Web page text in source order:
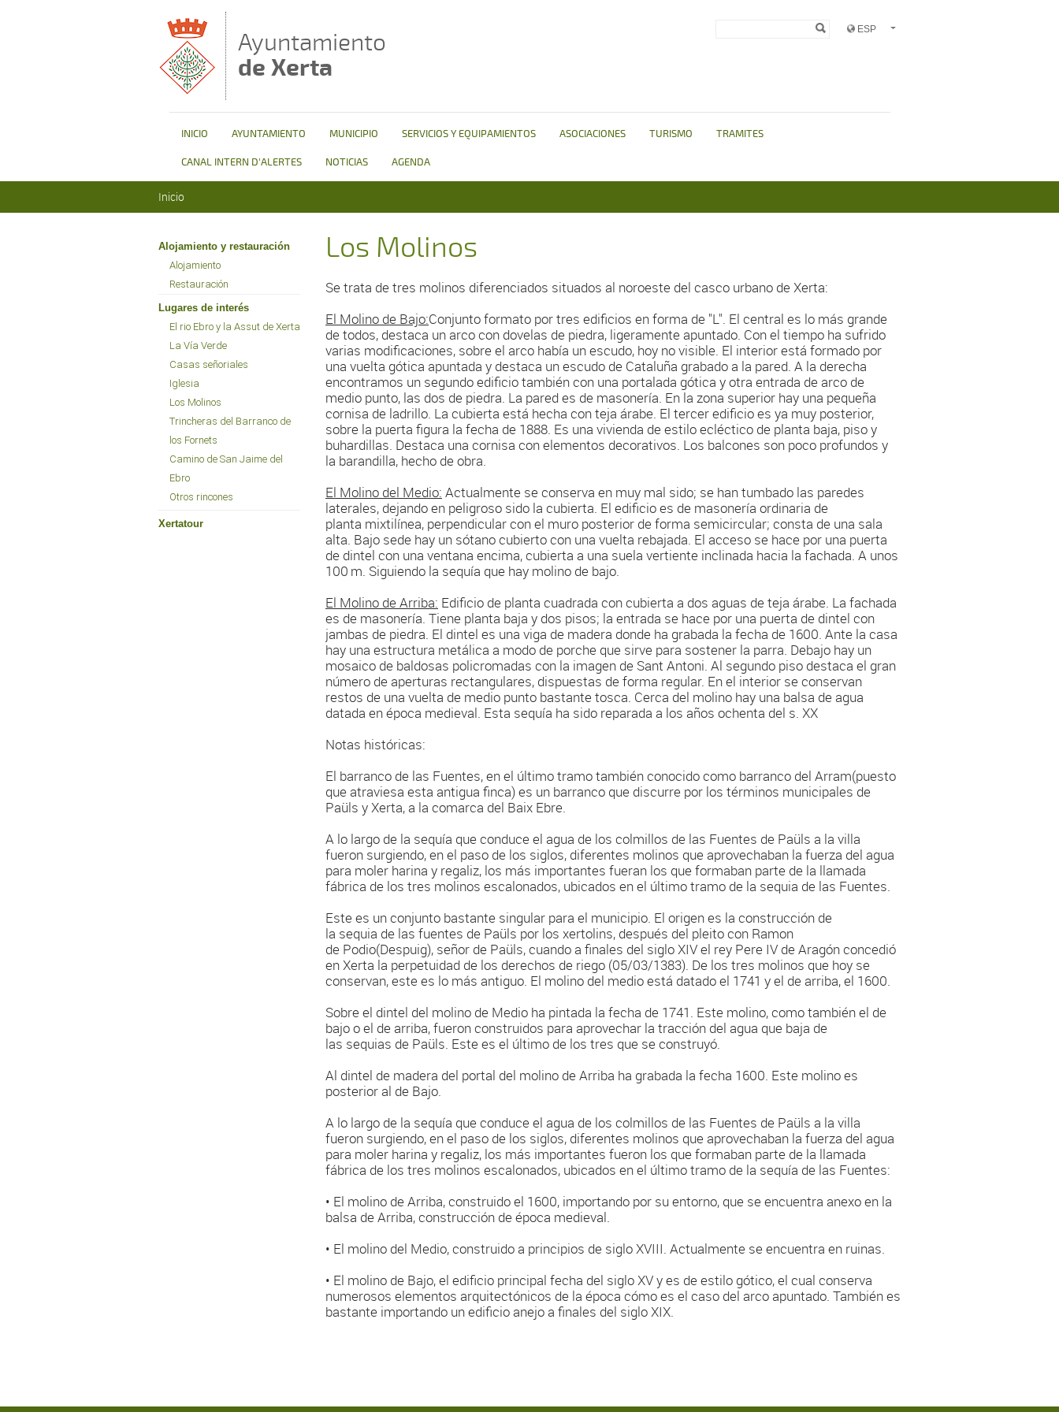
Ayuntamiento
de Xerta
Formulario de
INICIO AYUNTAMIENTO MUNICIPIO SERVICIOS Y EQUIPAMIENTOS ASOCIACIONES TURISMO TRAMITES
CANAL INTERN D'ALERTES NOTICIAS AGENDA
Se encuentra usted aquí
Inicio
Alojamiento y restauración
Alojamiento
Restauración
Lugares de interés
El rio Ebro y la Assut de Xerta
La Vía Verde
Casas señoriales
Iglesia
Los Molinos
Trincheras del Barranco de
los Fornets
Camino de San Jaime del
Ebro
Otros rincones
Xertatour
Los Molinos
Se trata de tres molinos diferenciados situados al noroeste del casco urbano de Xerta:
El Molino de Bajo:Conjunto formato por tres edificios en forma de "L". El central es lo más grande
de todos, destaca un arco con dovelas de piedra, ligeramente apuntado. Con el tiempo ha sufrido
varias modificaciones, sobre el arco había un escudo, hoy no visible. El interior está formado por
una vuelta gótica apuntada y destaca un escudo de Cataluña grabado a la pared. A la derecha
encontramos un segundo edificio también con una portalada gótica y otra entrada de arco de
medio punto, las dos de piedra. La pared es de masonería. En la zona superior hay una pequeña
cornisa de ladrillo. La cubierta está hecha con teja árabe. El tercer edificio es ya muy posterior,
sobre la puerta figura la fecha de 1888. Es una vivienda de estilo ecléctico de planta baja, piso y
buhardillas. Destaca una cornisa con elementos decorativos. Los balcones son poco profundos y
la barandilla, hecho de obra.
El Molino del Medio: Actualmente se conserva en muy mal sido; se han tumbado las paredes
laterales, dejando en peligroso sido la cubierta. El edificio es de masonería ordinaria de
planta mixtilínea, perpendicular con el muro posterior de forma semicircular; consta de una sala
alta. Bajo sede hay un sótano cubierto con una vuelta rebajada. El acceso se hace por una puerta
de dintel con una ventana encima, cubierta a una suela vertiente inclinada hacia la fachada. A unos
100 m. Siguiendo la sequía que hay molino de bajo.
El Molino de Arriba: Edificio de planta cuadrada con cubierta a dos aguas de teja árabe. La fachada
es de masonería. Tiene planta baja y dos pisos; la entrada se hace por una puerta de dintel con
jambas de piedra. El dintel es una viga de madera donde ha grabada la fecha de 1600. Ante la casa
hay una estructura metálica a modo de porche que sirve para sostener la parra. Debajo hay un
mosaico de baldosas policromadas con la imagen de Sant Antoni. Al segundo piso destaca el gran
número de aperturas rectangulares, dispuestas de forma regular. En el interior se conservan
restos de una vuelta de medio punto bastante tosca. Cerca del molino hay una balsa de agua
datada en época medieval. Esta sequía ha sido reparada a los años ochenta del s. XX
Notas históricas:
El barranco de las Fuentes, en el último tramo también conocido como barranco del Arram(puesto
que atraviesa esta antigua finca) es un barranco que discurre por los términos municipales de
Paüls y Xerta, a la comarca del Baix Ebre.
A lo largo de la sequía que conduce el agua de los colmillos de las Fuentes de Paüls a la villa
fueron surgiendo, en el paso de los siglos, diferentes molinos que aprovechaban la fuerza del agua
para moler harina y regaliz, los más importantes fueran los que formaban parte de la llamada
fábrica de los tres molinos escalonados, ubicados en el último tramo de la sequia de las Fuentes.
Este es un conjunto bastante singular para el municipio. El origen es la construcción de
la sequia de las fuentes de Paüls por los xertolins, después del pleito con Ramon
de Podio(Despuig), señor de Paüls, cuando a finales del siglo XIV el rey Pere IV de Aragón concedió
en Xerta la perpetuidad de los derechos de riego (05/03/1383). De los tres molinos que hoy se
conservan, este es lo más antiguo. El molino del medio está datado el 1741 y el de arriba, el 1600.
Sobre el dintel del molino de Medio ha pintada la fecha de 1741. Este molino, como también el de
bajo o el de arriba, fueron construidos para aprovechar la tracción del agua que baja de
las sequias de Paüls. Este es el último de los tres que se construyó.
Al dintel de madera del portal del molino de Arriba ha grabada la fecha 1600. Este molino es
posterior al de Bajo.
A lo largo de la sequía que conduce el agua de los colmillos de las Fuentes de Paüls a la villa
fueron surgiendo, en el paso de los siglos, diferentes molinos que aprovechaban la fuerza del agua
para moler harina y regaliz, los más importantes fueron los que formaban parte de la llamada
fábrica de los tres molinos escalonados, ubicados en el último tramo de la sequía de las Fuentes:
• El molino de Arriba, construido el 1600, importando por su entorno, que se encuentra anexo en la
balsa de Arriba, construcción de época medieval.
• El molino del Medio, construido a principios de siglo XVIII. Actualmente se encuentra en ruinas.
• El molino de Bajo, el edificio principal fecha del siglo XV y es de estilo gótico, el cual conserva
numerosos elementos arquitectónicos de la época cómo es el caso del arco apuntado. También es
bastante importando un edificio anejo a finales del siglo XIX.